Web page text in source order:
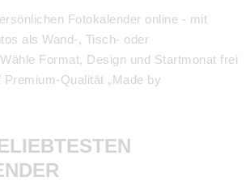
Fotokalender online - mit
als Wand-, Tisch- oder
Format, Design und Startmonat frei
Qualität „Made by